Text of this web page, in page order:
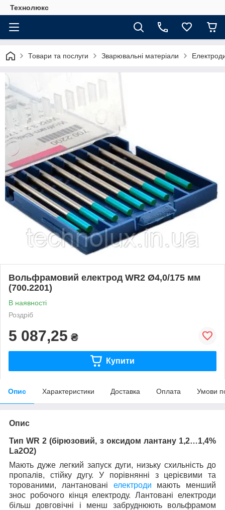
Технолюкс
Товари та послуги Зварювальні матеріали
Вольфрамовий електрод WR2 Ø4,0/175 мм
(700.2201)
В наявності
Роздріб
5 087,25 ₴
Купити
Опис Характеристики Доставка Оплата Умови
Опис
ТипWR 2 (бірюзовий, з оксидом лантану 1,2…1,4%
La2O2)
Мають дуже легкий запуск дуги, низьку схильність до
пропалів, стійку дугу. У порівнянні з церієвими та
торованими, лантановані електроди мають менший
знос робочого кінця електроду. Лантовані електроди
більш довговічні і менш забруднюють вольфрамом